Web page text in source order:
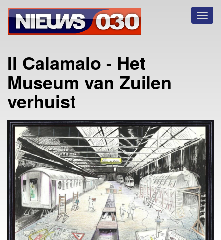
Il Calamaio - Het
Museum van Zuilen
verhuist